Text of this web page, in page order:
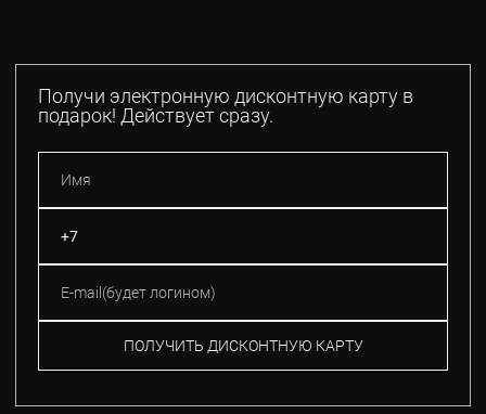
Получи электронную дисконтную карту в
подарок! Действует сразу.
ПОЛУЧИТЬ ДИСКОНТНУЮ КАРТУ